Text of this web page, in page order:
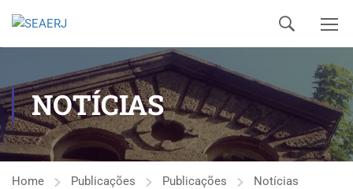
NOTÍCIAS
Home Publicações Publicações Notícias